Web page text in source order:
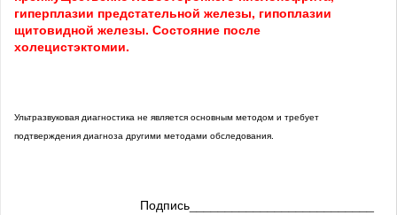
гиперплазии предстательной железы, гипоплазии
щитовидной железы. Состояние после
холецистэктомии.
Ультразвуковая диагностика не является основным методом и требует
подтверждения диагноза другими методами обследования.
Подпись__________________________